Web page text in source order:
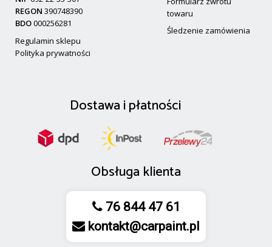
REGON 390748390
BDO000256281
Regulamin sklepu
Polityka prywatności
towaru
Śledzenie zamówienia
Dostawaipłatności
Obsługa klienta
76 844 47 61
kontakt@carpaint.pl